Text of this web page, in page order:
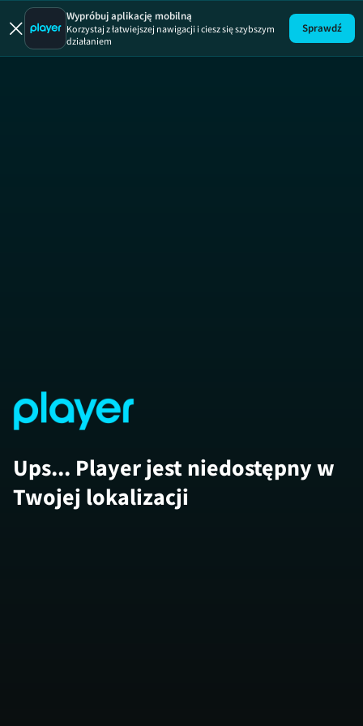
Ukryta
Wypróbuj aplikację mobilną
Korzystaj z łatwiejszej nawigacji i ciesz się szybszym
działaniem
Sprawdź
Ups... Player jest niedostępny w
Twojej lokalizacji